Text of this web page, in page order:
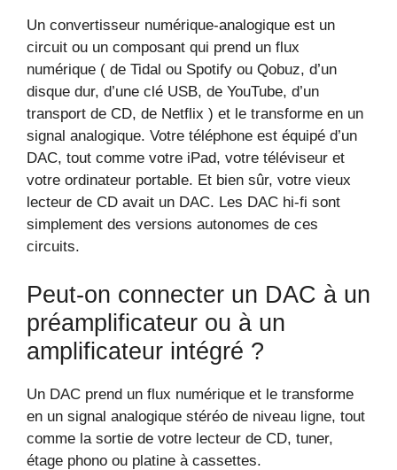
Un convertisseur numérique-analogique est un
circuit ou un composant qui prend un flux
numérique ( de Tidal ou Spotify ou Qobuz, d’un
disque dur, d’une clé USB, de YouTube, d’un
transport de CD, de Netflix ) et le transforme en un
signal analogique. Votre téléphone est équipé d’un
DAC, tout comme votre iPad, votre téléviseur et
votre ordinateur portable. Et bien sûr, votre vieux
lecteur de CD avait un DAC. Les DAC hi-fi sont
simplement des versions autonomes de ces
circuits.
Peut-on connecter un DAC à un
préamplificateur ou à un
amplificateur intégré ?
Un DAC prend un flux numérique et le transforme
en un signal analogique stéréo de niveau ligne, tout
comme la sortie de votre lecteur de CD, tuner,
étage phono ou platine à cassettes.